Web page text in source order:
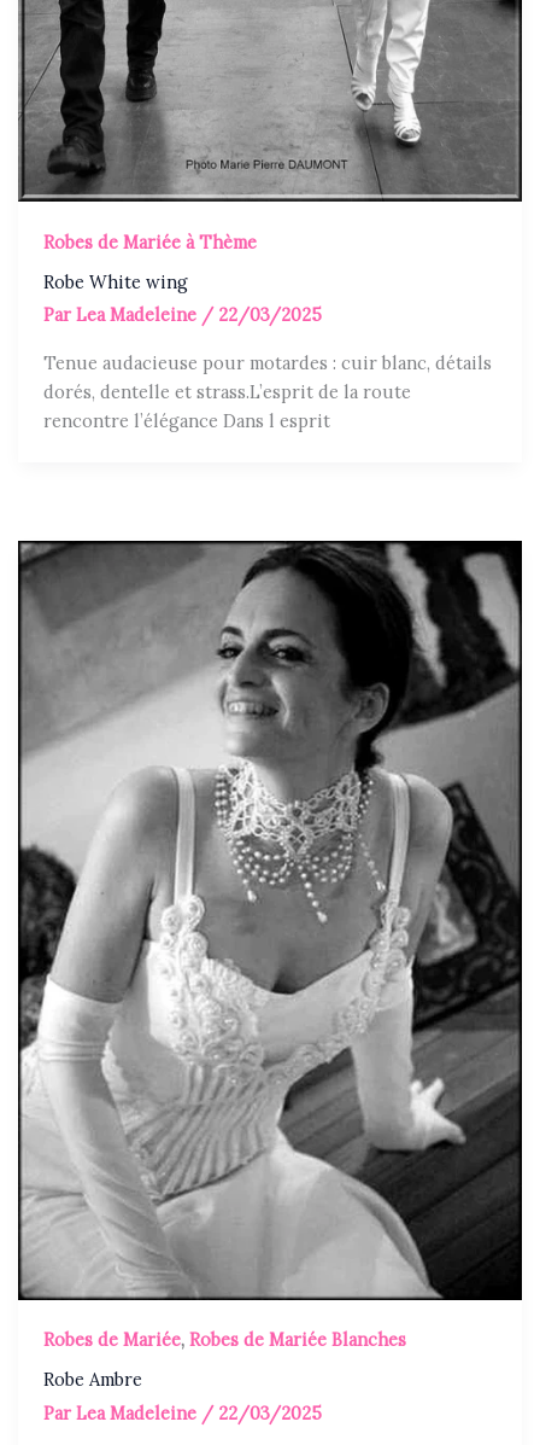
Robes de Mariée à Thème
Robe White wing
ParLea Madeleine / 22/03/2025
Tenue audacieuse pour motardes : cuir blanc, détails
dorés, dentelle et strass.L’esprit de la route
rencontre l’élégance Dans l esprit
Robes de Mariée,Robes de Mariée Blanches
Robe Ambre
ParLea Madeleine / 22/03/2025